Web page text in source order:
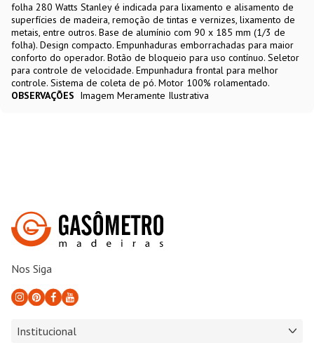
folha 280 Watts Stanley é indicada para lixamento e alisamento de
superfícies de madeira, remoção de tintas e vernizes, lixamento de
metais, entre outros. Base de alumínio com 90 x 185 mm (1/3 de
folha). Design compacto. Empunhaduras emborrachadas para maior
conforto do operador. Botão de bloqueio para uso contínuo. Seletor
para controle de velocidade. Empunhadura frontal para melhor
controle. Sistema de coleta de pó. Motor 100% rolamentado.
OBSERVAÇÕES Imagem Meramente Ilustrativa
Nos Siga
Institucional